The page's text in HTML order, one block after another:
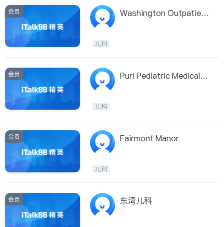
会员
Washington Outpatient
儿科
会员
Puri Pediatric Medical G
儿科
会员 Fairmont Manor
儿科
会员 东湾儿科